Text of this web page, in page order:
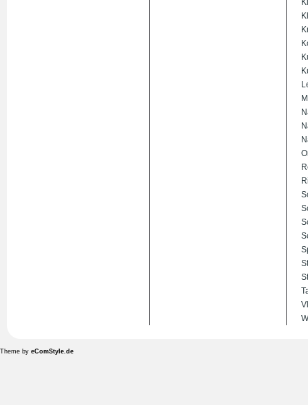
Theme by eComStyle.de